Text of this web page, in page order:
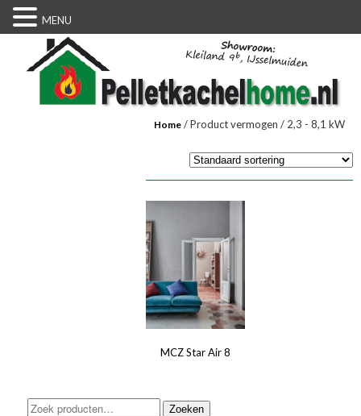
Home / Product vermogen / 2,3 - 8,1 kW
MCZ Star Air 8
Zoeken
Zoeken
MENU